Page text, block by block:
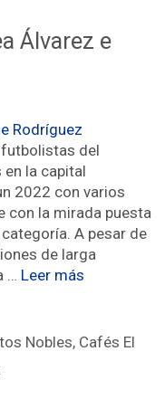
Álvarez e
futbolistas del
en la capital
2022 con varios
con la mirada puesta
A pesar de
de larga
… Leer más
Nobles, Cafés El